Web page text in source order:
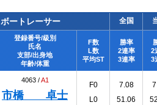
ボートレーサー 全国
登録番号/級別
氏名
支部/出身地
年齢/体重
F数
L数
平均ST
勝率
2連率
3連率
2
3
4063 /A1
市橋 卓士
F0
L0
7.08
51.06